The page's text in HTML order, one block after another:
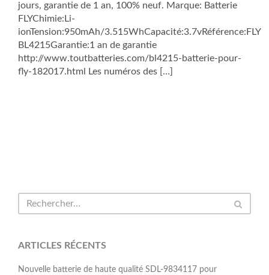
jours, garantie de 1 an, 100% neuf. Marque: Batterie
FLYChimie:Li-
ionTension:950mAh/3.515WhCapacité:3.7vRéférence:FLY
BL4215Garantie:1 an de garantie
http://www.toutbatteries.com/bl4215-batterie-pour-
fly-182017.html Les numéros des […]
ARTICLES RÉCENTS
Nouvelle batterie de haute qualité SDL-9834117 pour